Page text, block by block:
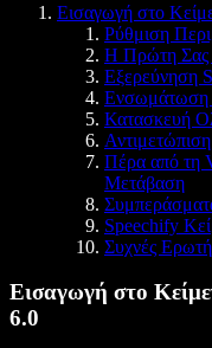
Εισαγωγή στο
Ρύθμιση
Η Πρώτη Σας
Εξερεύνηση
Ενσωμάτωση
Κατασκευή
Πέρα από τη
Μετάβαση
Speechify
Συχνές
Εισαγωγή στο
6.0